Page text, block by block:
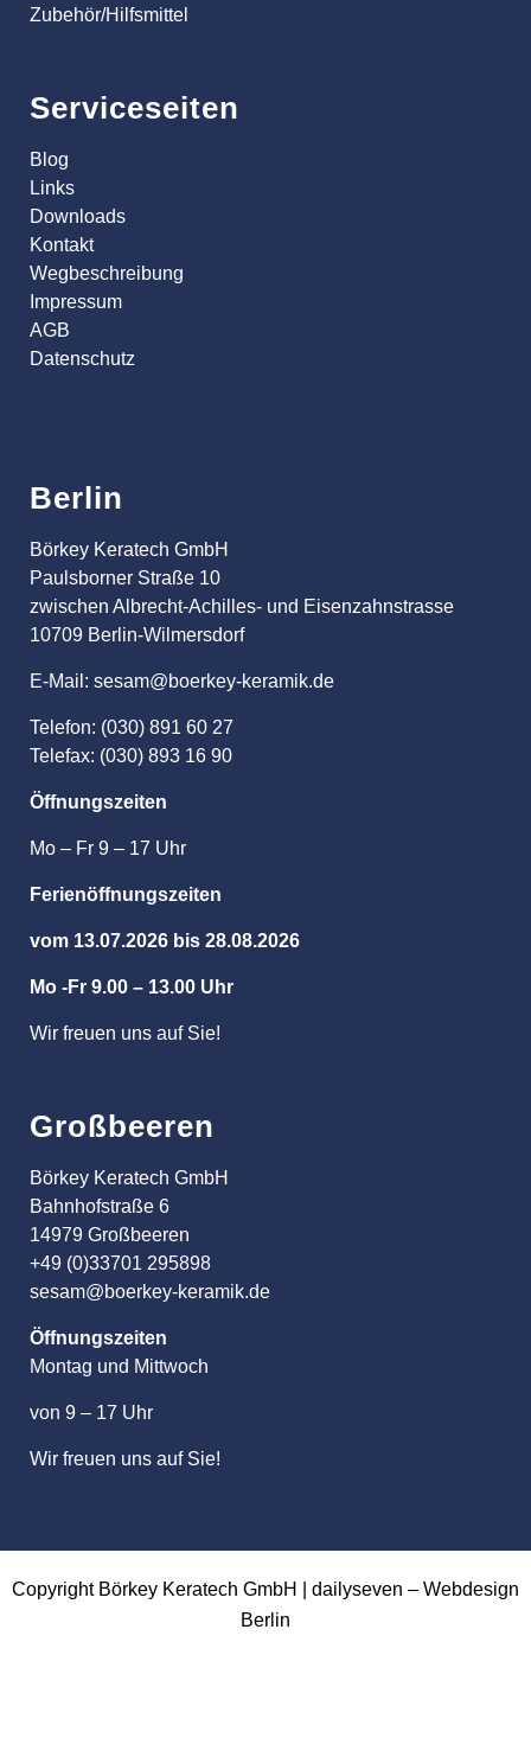
Zubehör/Hilfsmittel
Serviceseiten
Blog
Links
Downloads
Kontakt
Wegbeschreibung
Impressum
AGB
Datenschutz
Berlin
Börkey Keratech GmbH
Paulsborner Straße 10
zwischen Albrecht-Achilles- und Eisenzahnstrasse
10709 Berlin-Wilmersdorf
E-Mail: sesam@boerkey-keramik.de
Telefon: (030) 891 60 27
Telefax: (030) 893 16 90
Öffnungszeiten
Mo – Fr 9 – 17 Uhr
Ferienöffnungszeiten
vom 13.07.2026 bis 28.08.2026
Mo -Fr 9.00 – 13.00 Uhr
Wir freuen uns auf Sie!
Großbeeren
Börkey Keratech GmbH
Bahnhofstraße 6
14979 Großbeeren
+49 (0)33701 295898
sesam@boerkey-keramik.de
Öffnungszeiten
Montag und Mittwoch
von 9 – 17 Uhr
Wir freuen uns auf Sie!
Copyright Börkey Keratech GmbH | dailyseven – Webdesign
Berlin